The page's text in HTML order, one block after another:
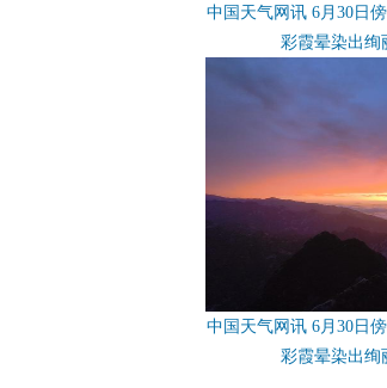
中国天气网讯 6月30日
彩霞晕染出绚
中国天气网讯 6月30日
彩霞晕染出绚